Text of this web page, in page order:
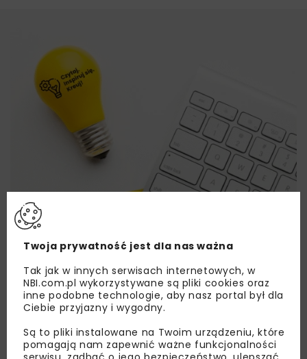
Lubisz wiedzieć więcej?
Zapisz się do newslettera aby otrzymywać od
Twoja prywatność jest dla nas ważna
Tak jak w innych serwisach internetowych, w
NBI.com.pl wykorzystywane są pliki cookies oraz
inne podobne technologie, aby nasz portal był dla
Ciebie przyjazny i wygodny.
Są to pliki instalowane na Twoim urządzeniu, które
pomagają nam zapewnić ważne funkcjonalności